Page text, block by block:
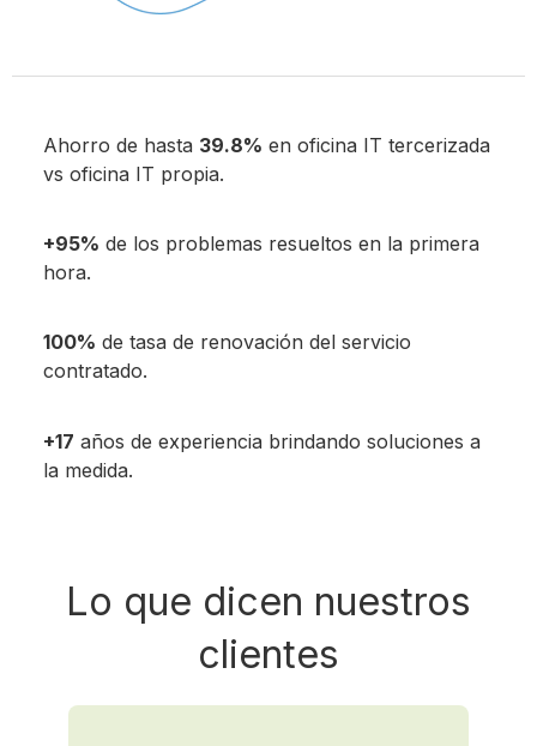
Ahorro de hasta 39.8% en oficina IT tercerizada
vs oficina IT propia.
+95% de los problemas resueltos en la primera
hora.
100% de tasa de renovación del servicio
contratado.
+17 años de experiencia brindando soluciones a
la medida.
Lo que dicen nuestros
clientes